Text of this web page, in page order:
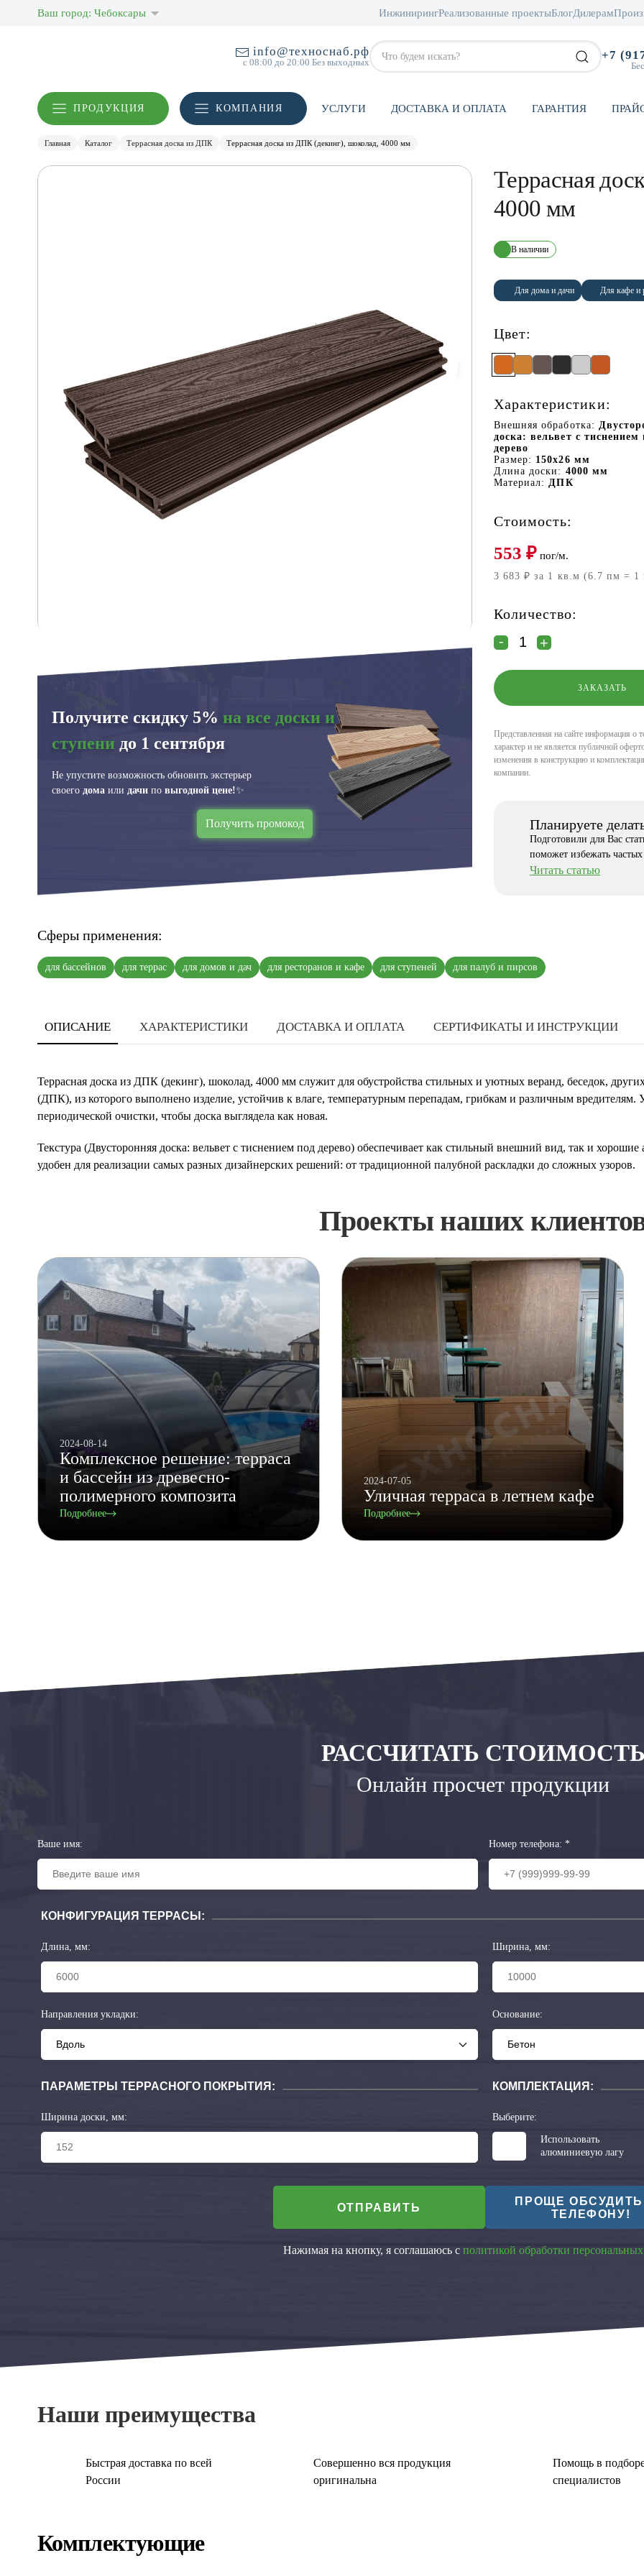
Ваш город: Чебоксары ИнжинирингРеализованные проектыБлогДилерам
info@техноснаб.рф
с 08:00 до 20:00 Без выходных
+7
ПРОДУКЦИЯ КОМПАНИЯ УСЛУГИ ДОСТАВКА И ОПЛАТА ГАРАНТИЯ
Главная Каталог Террасная доска из ДПК Террасная доска из ДПК (декинг), шоколад, 4000 мм
Получите скидку 5% на все доски и
ступени до 1 сентября
Не упустите возможность обновить экстерьер
своего дома или дачи по выгодной цене!✨
Получить промокод
Террасная
4000 мм
В наличии
Для дома и дачи Для кафе и
Цвет:
Характеристики:
Внешняя обработка:
доска: вельвет с тиснением
дерево
Размер: 150х26 мм
Длина доски: 4000 мм
Материал: ДПК
Стоимость:
553 ₽ пог/м.
3 683 ₽ за 1 кв.м (6.7 пм = 1
Количество:
Представленная на сайте информация о
характер и не является публичной
изменения в конструкцию и
компании.
Планируете
Подготовили для Вас
поможет избежать
Читать статью
Сферы применения:
для бассейнов для террас для домов и дач для ресторанов и кафе для ступеней для палуб и пирсов
ОПИСАНИЕ ХАРАКТЕРИСТИКИ ДОСТАВКА И ОПЛАТА СЕРТИФИКАТЫ И ИНСТРУКЦИИ
Террасная доска из ДПК (декинг), шоколад, 4000 мм служит для обустройства стильных и уютных веранд, беседок,
(ДПК), из которого выполнено изделие, устойчив к влаге, температурным перепадам, грибкам и различным вредителям.
периодической очистки, чтобы доска выглядела как новая.
Текстура (Двусторонняя доска: вельвет с тиснением под дерево) обеспечивает как стильный внешний вид, так и
удобен для реализации самых разных дизайнерских решений: от традиционной палубной раскладки до сложных узоров.
Проекты наших
2024-08-14
Комплексное решение: терраса
и бассейн из древесно-
полимерного композита
Подробнее
2024-07-05
Уличная терраса в летнем кафе
Подробнее
РАССЧИТАТЬ
Онлайн просчет продукции
Ваше имя: Номер телефона: *
КОНФИГУРАЦИЯ ТЕРРАСЫ:
Длина, мм: Ширина, мм:
Направления укладки: Основание:
ПАРАМЕТРЫ ТЕРРАСНОГО ПОКРЫТИЯ:
Ширина доски, мм:
КОМПЛЕКТАЦИЯ:
Выберите:
Использовать
алюминиевую лагу
ОТПРАВИТЬ
ПРОЩЕ
ТЕЛЕФОНУ!
Нажимая на кнопку, я соглашаюсь с политикой обработки
Наши преимущества
Быстрая доставка по всей
России
Совершенно вся продукция
оригинальна
Помощь в
специалистов
Комплектующие